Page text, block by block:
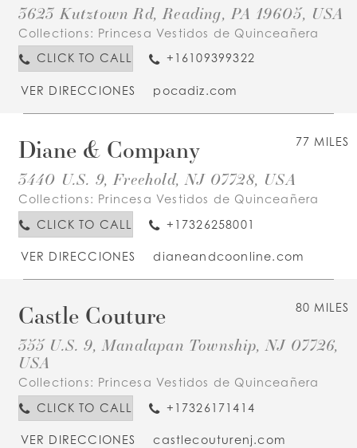
3623 Kutztown Rd, Reading, PA 19605, USA
Collections: Princesa Vestidos de Quinceañera
CLICK TO CALL
+16109399322
VER DIRECCIONES pocadiz.com
77 MILES
Diane & Company
3440 U.S. 9, Freehold, NJ 07728, USA
Collections: Princesa Vestidos de Quinceañera
CLICK TO CALL
+17326258001
VER DIRECCIONES dianeandcoonline.com
80 MILES
Castle Couture
355 U.S. 9, Manalapan Township, NJ 07726,
USA
Collections: Princesa Vestidos de Quinceañera
CLICK TO CALL
+17326171414
VER DIRECCIONES castlecouturenj.com